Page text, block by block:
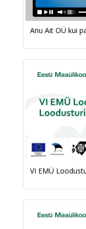
Anu Ait OÜ kui
VI EMÜ